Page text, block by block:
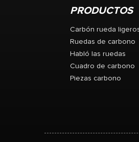
PRODUCTOS
Carbón rueda
Ruedas de carbono
Habló las ruedas
Cuadro de carbono
Piezas carbono